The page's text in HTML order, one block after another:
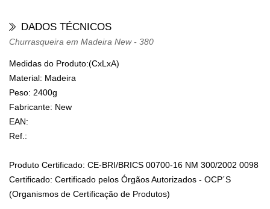
DADOS TÉCNICOS
Churrasqueira em Madeira New - 380
Medidas do Produto:(CxLxA)
Material: Madeira
Peso: 2400g
Fabricante: New
EAN:
Ref.:
Produto Certificado: CE-BRI/BRICS 00700-16 NM 300/2002 0098
Certificado: Certificado pelos Órgãos Autorizados - OCP´S
(Organismos de Certificação de Produtos)